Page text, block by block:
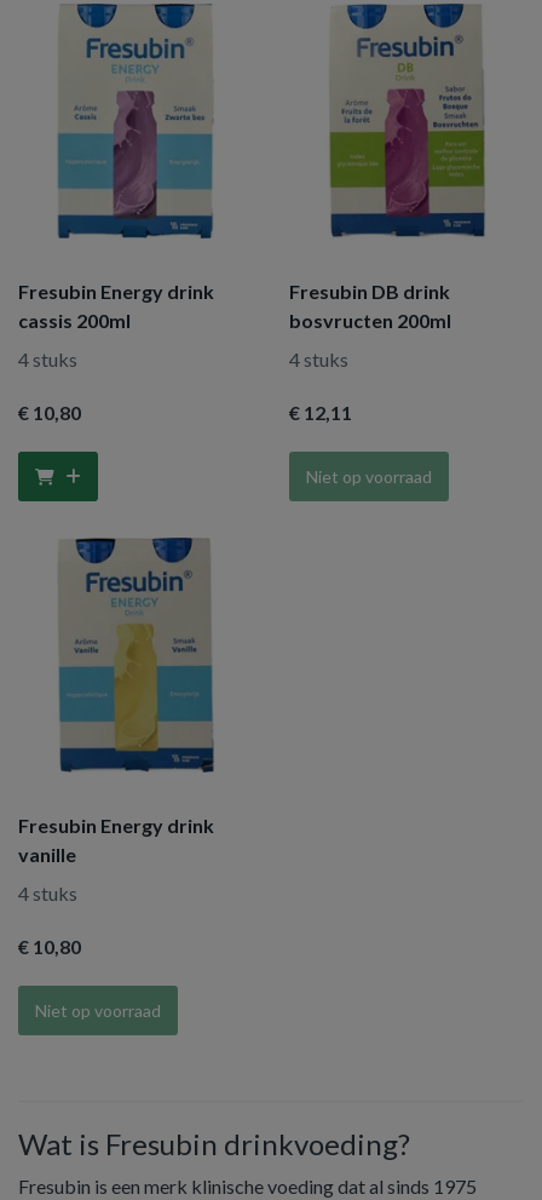
Fresubin Energy drink
cassis 200ml
4 stuks
€ 10,80
Fresubin DB drink
bosvructen 200ml
4 stuks
€ 12,11
Niet op voorraad
Fresubin Energy drink
vanille
4 stuks
€ 10,80
Niet op voorraad
Wat is Fresubin drinkvoeding?
Fresubin is een merk klinische voeding dat al sinds 1975